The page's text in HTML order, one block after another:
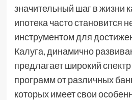
значительный шаг в жизни
ипотека часто становится
инструментом для
Калуга, динамично
предлагает широкий
программ от различных
которых имеет свои